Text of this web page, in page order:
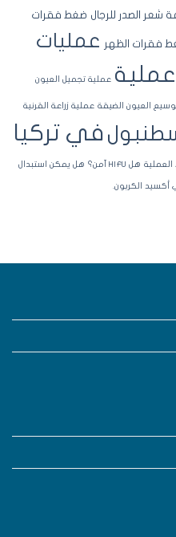
الصدر للرجال ضغط فقرات
الظهر عمليات
عملية تجميل العيون
العيون الضيقة عملية زراعة القرنية
في تركيا
هل HIFU آمن؟ هل يمكن استبدال
الكربون.